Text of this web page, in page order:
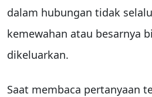
dalam hubungan tidak
kemewahan atau besarnya
dikeluarkan.
Saat membaca pertanyaan